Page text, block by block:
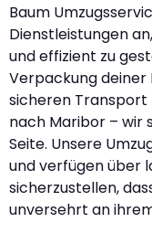
Baum
Dienstleistungen
und effizient zu
Verpackung deiner
sicheren
nach Maribor – wir
Seite. Unsere
und verfügen über
sicherzustellen,
unversehrt an